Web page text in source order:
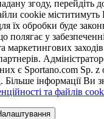
згоду, перейдіть
cookie міститимуть
їх обробки буде
полягає у
маркетингових заходів
є Sportano.com Sp. z
. Більше інформації Ви
та файлів